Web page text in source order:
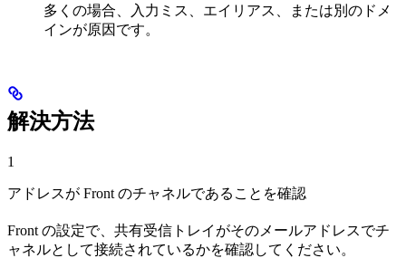
多くの場合、入力ミス、エイリアス、または別のドメ
インが原因です。
解決方法
1
アドレスが Front のチャネルであることを確認
Front の設定で、共有受信トレイがそのメールアドレスでチ
ャネルとして接続されているかを確認してください。